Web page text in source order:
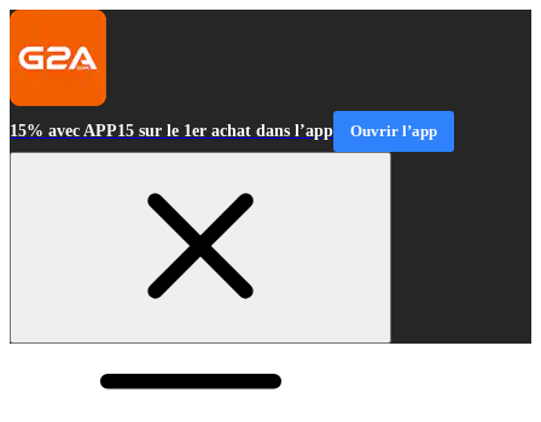
15% avec APP15 sur le 1er achat dans l’app Ouvrir l’app